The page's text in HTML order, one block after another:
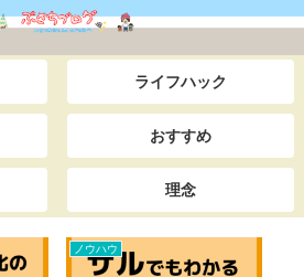
ライフハック
おすすめ
理念
ノウハウ